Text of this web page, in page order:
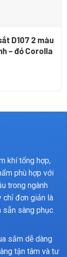
D107 2 màu
– đỏ Corolla
khí tổng hợp,
phù hợp với
trong ngành
chỉ đơn giản là
sẵn sàng phục
sắm dễ dàng
tận tâm và tư